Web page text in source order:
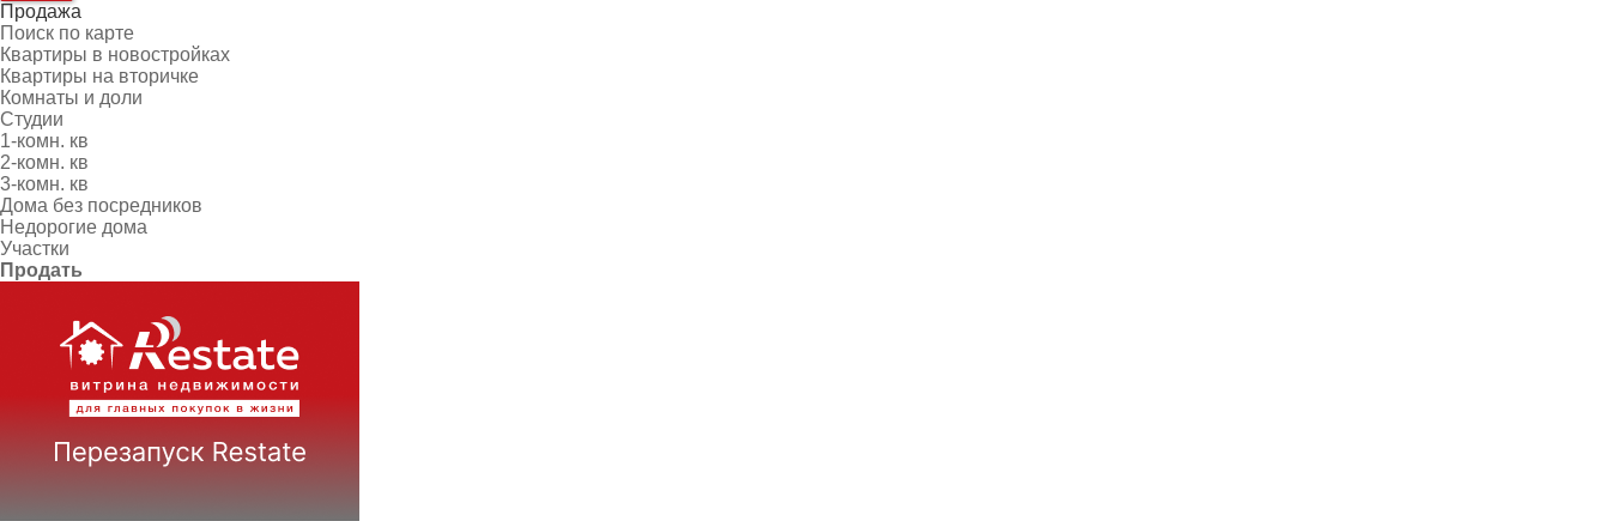
Продажа
Поиск по карте
Квартиры в новостройках
Квартиры на вторичке
Комнаты и доли
Студии
1-комн. кв
2-комн. кв
3-комн. кв
Дома без посредников
Недорогие дома
Участки
Продать